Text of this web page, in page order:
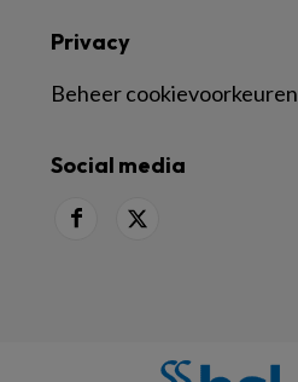
Privacy
Beheer cookievoorkeuren
Social media